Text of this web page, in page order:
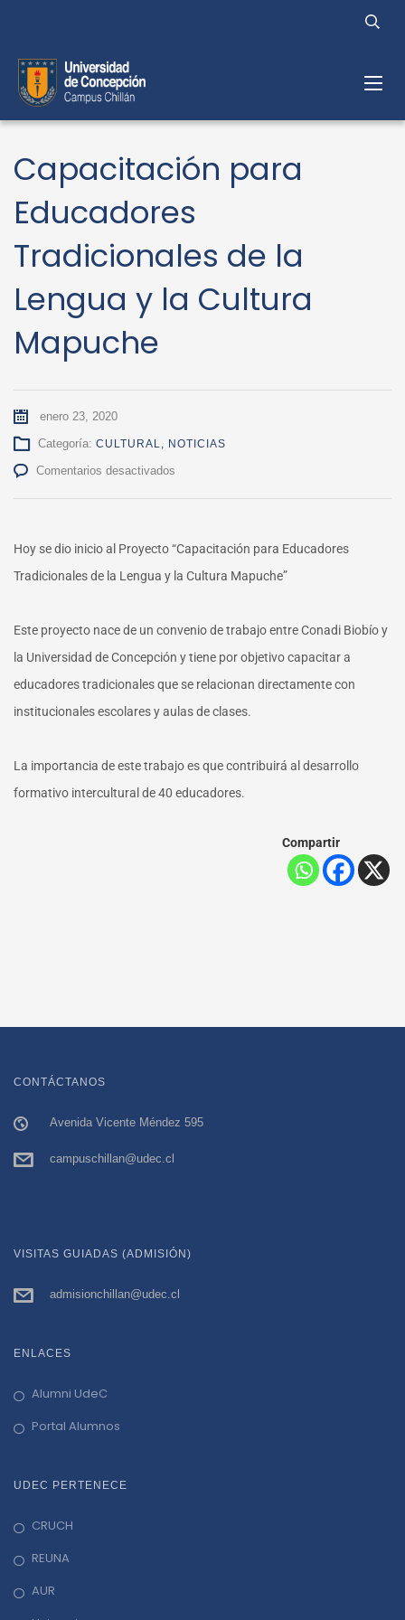
Capacitación para
Educadores
Tradicionales de la
Lengua y la Cultura
Mapuche
enero 23, 2020
Categoría: CULTURAL, NOTICIAS
Comentarios desactivados
Tradicionales
la
la
Cultura
Mapuche
Hoy se dio inicio al Proyecto “Capacitación para Educadores
Tradicionales de la Lengua y la Cultura Mapuche”
Este proyecto nace de un convenio de trabajo entre Conadi Biobío y
la Universidad de Concepción y tiene por objetivo capacitar a
educadores tradicionales que se relacionan directamente con
institucionales escolares y aulas de clases.
La importancia de este trabajo es que contribuirá al desarrollo
formativo intercultural de 40 educadores.
Compartir
CONTÁCTANOS
Avenida Vicente Méndez 595
campuschillan@udec.cl
VISITAS GUIADAS (ADMISIÓN)
admisionchillan@udec.cl
ENLACES
Alumni UdeC
Portal Alumnos
UDEC PERTENECE
CRUCH
REUNA
AUR